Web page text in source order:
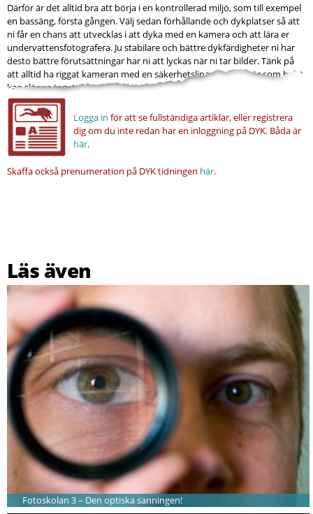
Därför är det alltid bra att börja i en kontrollerad miljö, som till exempel
en bassäng, första gången. Välj sedan förhållande och dykplatser så att
ni får en chans att utvecklas i att dyka med en kamera och att lära er
undervattensfotografera. Ju stabilare och bättre dykfärdigheter ni har
desto bättre förutsättningar har ni att lyckas när ni tar bilder. Tänk på
att alltid ha riggat kameran med en säkerhetslina så att ni när som helst
kan släppa taget och...
Logga in för att se fullständiga artiklar, eller registrera
dig om du inte redan har en inloggning på DYK. Båda är
här.
Skaffa också prenumeration på DYK tidningen här.
Läs även
Fotoskolan 3 – Den optiska sanningen!